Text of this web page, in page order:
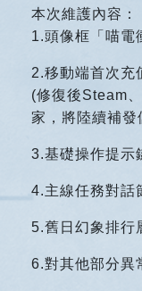
本次維護內容：
1.頭像框「喵電
2.移動端首次充
(修復後Steam
家，將陸續補
3.基礎操作提示
4.主線任務對話
5.舊日幻象排行
6.對其他部分異